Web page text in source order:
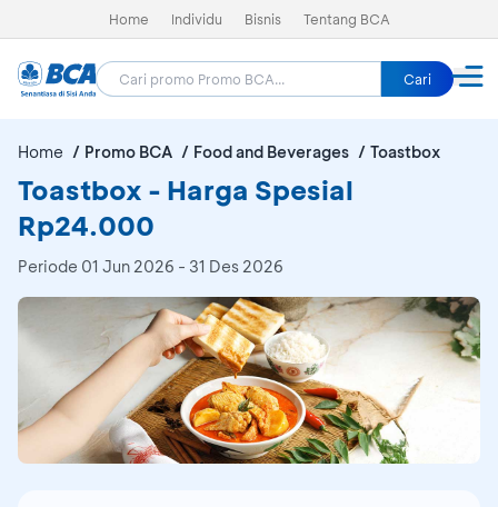
Home Individu Bisnis Tentang BCA
Cari
Home Promo BCA Food and Beverages Toastbox
Toastbox - Harga Spesial
Rp24.000
Periode 01 Jun 2026 - 31 Des 2026